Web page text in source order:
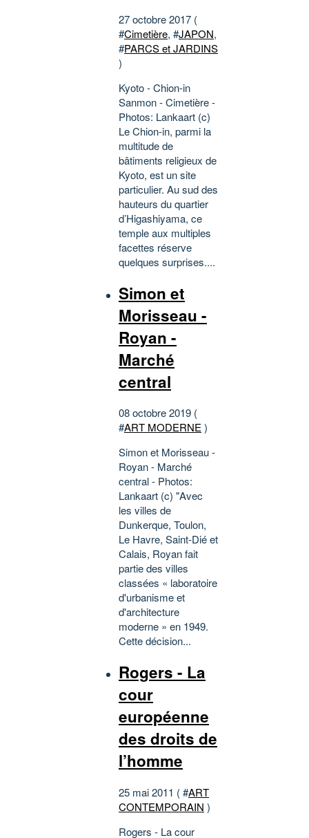
27 octobre 2017 (
#Cimetière, #JAPON,
#PARCS et JARDINS
)
Kyoto - Chion-in
Sanmon - Cimetière -
Photos: Lankaart (c)
Le Chion-in, parmi la
multitude de
bâtiments religieux de
Kyoto, est un site
particulier. Au sud des
hauteurs du quartier
d’Higashiyama, ce
temple aux multiples
facettes réserve
quelques surprises....
Simon et
Morisseau -
Royan -
Marché
central
08 octobre 2019 (
#ART MODERNE)
Simon et Morisseau -
Royan - Marché
central - Photos:
Lankaart (c) "Avec
les villes de
Dunkerque, Toulon,
Le Havre, Saint-Dié et
Calais, Royan fait
partie des villes
classées « laboratoire
d'urbanisme et
d'architecture
moderne » en 1949.
Cette décision...
Rogers - La
cour
européenne
des droits de
l’homme
25 mai 2011 ( #ART
CONTEMPORAIN )
Rogers - La cour